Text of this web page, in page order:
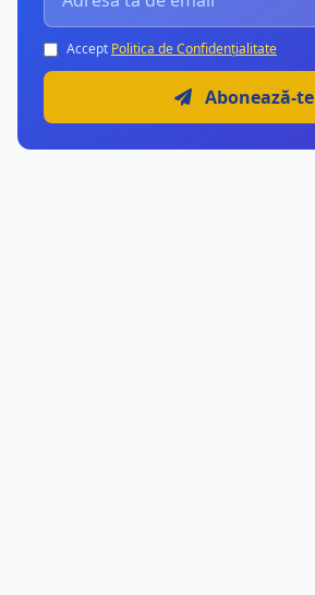
Accept Politica de Confidențialitate
Abonează-te